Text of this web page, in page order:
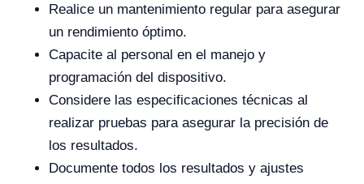
Realice un mantenimiento regular para asegurar
un rendimiento óptimo.
Capacite al personal en el manejo y
programación del dispositivo.
Considere las especificaciones técnicas al
realizar pruebas para asegurar la precisión de
los resultados.
Documente todos los resultados y ajustes